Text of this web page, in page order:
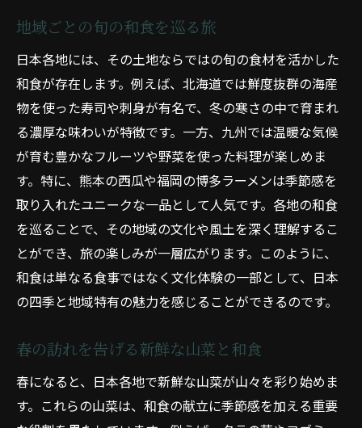
地域ごとの旬の和食を巡る旅
日本各地には、その土地ならではの旬の食材を活かした
和食が存在します。例えば、北海道では鮮度抜群の海産
物を使った寿司や刺身が有名で、冬の寒さの中で育まれ
る濃厚な味わいが特徴です。一方、九州では温暖な気候
が育む豊かなフルーツや野菜を使った料理が楽しめま
す。特に、熊本の西瓜や福岡の博多ラーメンは季節感を
取り入れたユニークな一品として人気です。各地の和食
を巡ることで、その地域の文化や風土を深く理解するこ
とができ、旅の楽しみが一層広がります。このように、
和食は単なる食事ではなく文化体験の一部として、日本
の四季と地域特有の魅力を感じることができるのです。
春の訪れを告げる新鮮な山菜と和食
春になると、日本各地で新鮮な山菜が山々を彩り始めま
す。これらの山菜は、和食の献立に季節感を加える重要